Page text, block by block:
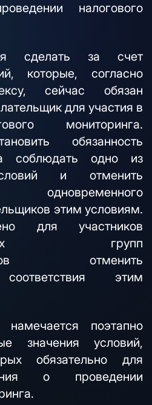
налогового
сделать за счет
которые, согласно
сейчас обязан
для участия в
мониторинга.
обязанность
соблюдать одно из
и отменить
одновременного
этим условиям.
для участников
групп
отменить
соответствия этим
поэтапно
значения условий,
обязательно для
о проведении